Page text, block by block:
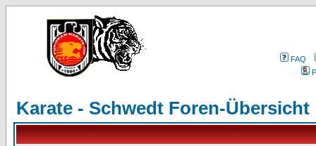
FAQ
Karate - Schwedt Foren-Übersicht